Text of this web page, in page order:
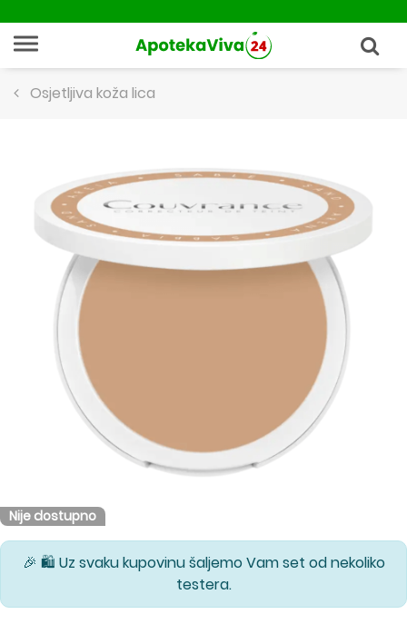
Osjetljiva koža lica
Nije dostupno
🎉 🛍️ Uz svaku kupovinu šaljemo Vam set od nekoliko
testera.